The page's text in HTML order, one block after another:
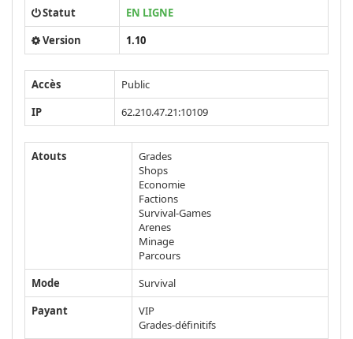
Statut
EN LIGNE
Version
1.10
Accès
Public
IP
62.210.47.21:10109
Atouts
Grades
Shops
Economie
Factions
Survival-Games
Arenes
Minage
Parcours
Mode
Survival
Payant
VIP
Grades-définitifs